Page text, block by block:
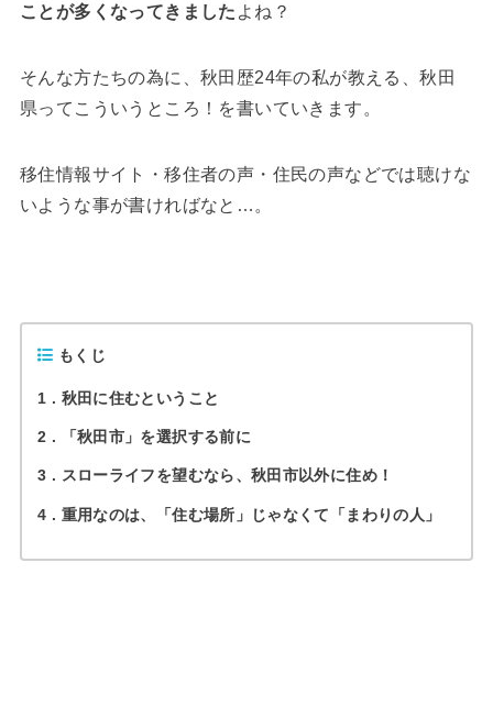
ことが多くなってきました よね？
そんな方たちの為に、秋田歴24年の私が教える、秋田
県ってこういうところ！を書いていきます。
移住情報サイト・移住者の声・住民の声などでは聴けな
いような事が書ければなと…。
もくじ
1 秋田に住むということ
2 「秋田市」を選択する前に
3 スローライフを望むなら、秋田市以外に住め！
4 重用なのは、「住む場所」じゃなくて「まわりの人」